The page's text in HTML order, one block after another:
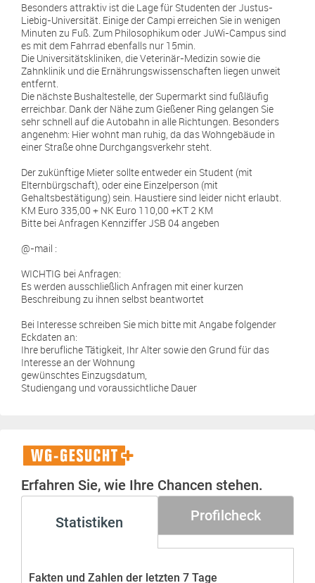
Besonders attraktiv ist die Lage für Studenten der Justus-
Liebig-Universität. Einige der Campi erreichen Sie in wenigen
Minuten zu Fuß. Zum Philosophikum oder JuWi-Campus sind
es mit dem Fahrrad ebenfalls nur 15min.
Die Universitätskliniken, die Veterinär-Medizin sowie die
Zahnklinik und die Ernährungswissenschaften liegen unweit
entfernt.
Die nächste Bushaltestelle, der Supermarkt sind fußläufig
erreichbar. Dank der Nähe zum Gießener Ring gelangen Sie
sehr schnell auf die Autobahn in alle Richtungen. Besonders
angenehm: Hier wohnt man ruhig, da das Wohngebäude in
einer Straße ohne Durchgangsverkehr steht.
Der zukünftige Mieter sollte entweder ein Student (mit
Elternbürgschaft), oder eine Einzelperson (mit
Gehaltsbestätigung) sein. Haustiere sind leider nicht erlaubt.
KM Euro 335,00 + NK Euro 110,00 +KT 2 KM
Bitte bei Anfragen Kennziffer JSB 04 angeben
@-mail :
WICHTIG bei Anfragen:
Es werden ausschließlich Anfragen mit einer kurzen
Beschreibung zu ihnen selbst beantwortet
Bei Interesse schreiben Sie mich bitte mit Angabe folgender
Eckdaten an:
Ihre berufliche Tätigkeit, Ihr Alter sowie den Grund für das
Interesse an der Wohnung
gewünschtes Einzugsdatum,
Studiengang und voraussichtliche Dauer
WG-
Gesucht+
Erfahren Sie, wie Ihre Chancen stehen.
Statistiken Profilcheck
Fakten und Zahlen der letzten 7 Tage